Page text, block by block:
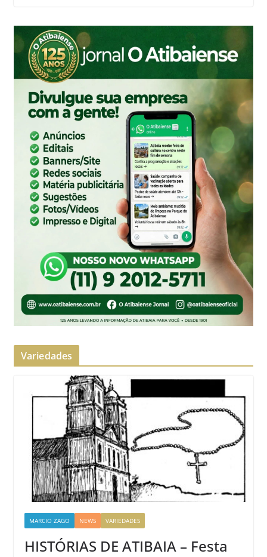
Variedades
MARCIO ZAGO NEWS VARIEDADES
HISTÓRIAS DE ATIBAIA – Festa